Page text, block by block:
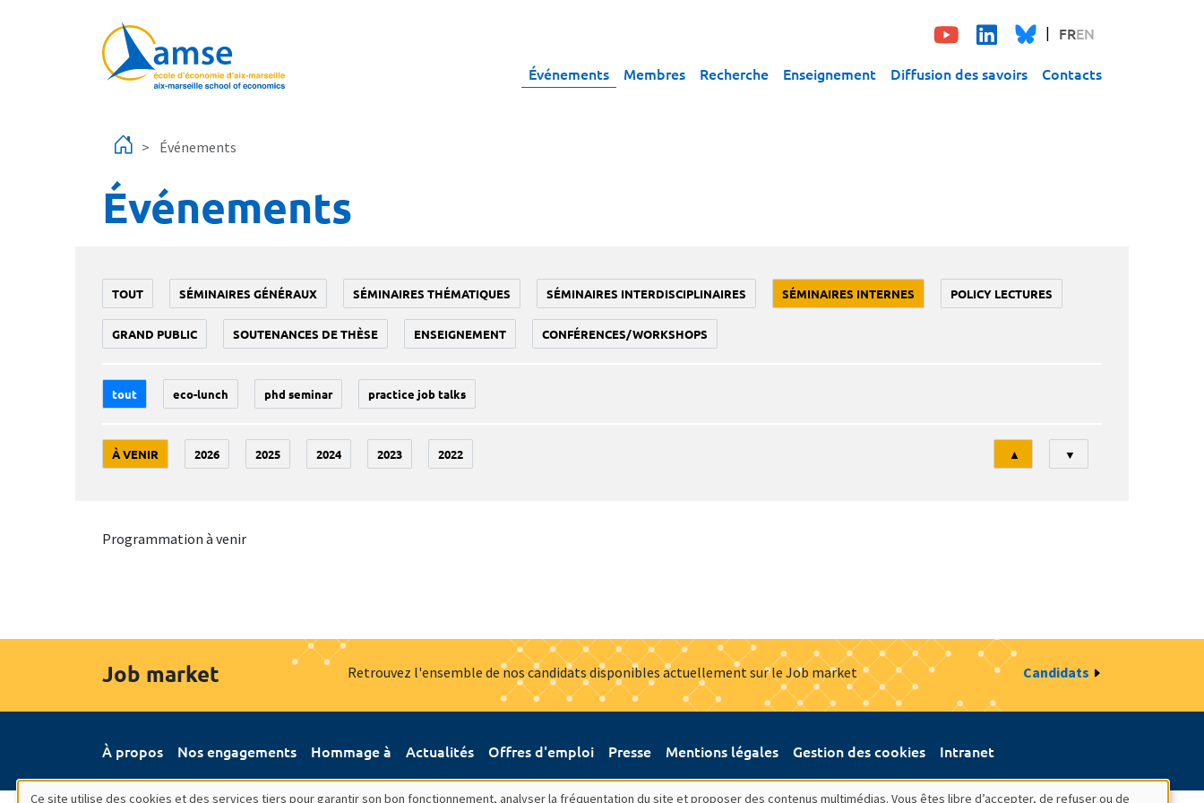
FREN
Événements Membres Recherche Enseignement Diffusion des savoirs Contacts
Événements
Événements
TOUT SÉMINAIRES GÉNÉRAUX SÉMINAIRES THÉMATIQUES SÉMINAIRES INTERDISCIPLINAIRES SÉMINAIRES INTERNES POLICY LECTURES
GRAND PUBLIC SOUTENANCES DE THÈSE ENSEIGNEMENT CONFÉRENCES/WORKSHOPS
tout eco-lunch phd seminar practice job talks
À VENIR 2026 2025 2024 2023 2022
Tri
▲ ▼
Programmation à venir
Job market Retrouvez l'ensemble de nos candidats disponibles actuellement sur le Job market Candidats
À propos Nos engagements Hommage à Actualités Offres d'emploi Presse Mentions légales Gestion des cookies Intranet
Ce site utilise des cookies et des services tiers pour garantir son bon fonctionnement, analyser la fréquentation du site et proposer des contenus multimédias. Vous êtes libre d’accepter, de refuser ou de